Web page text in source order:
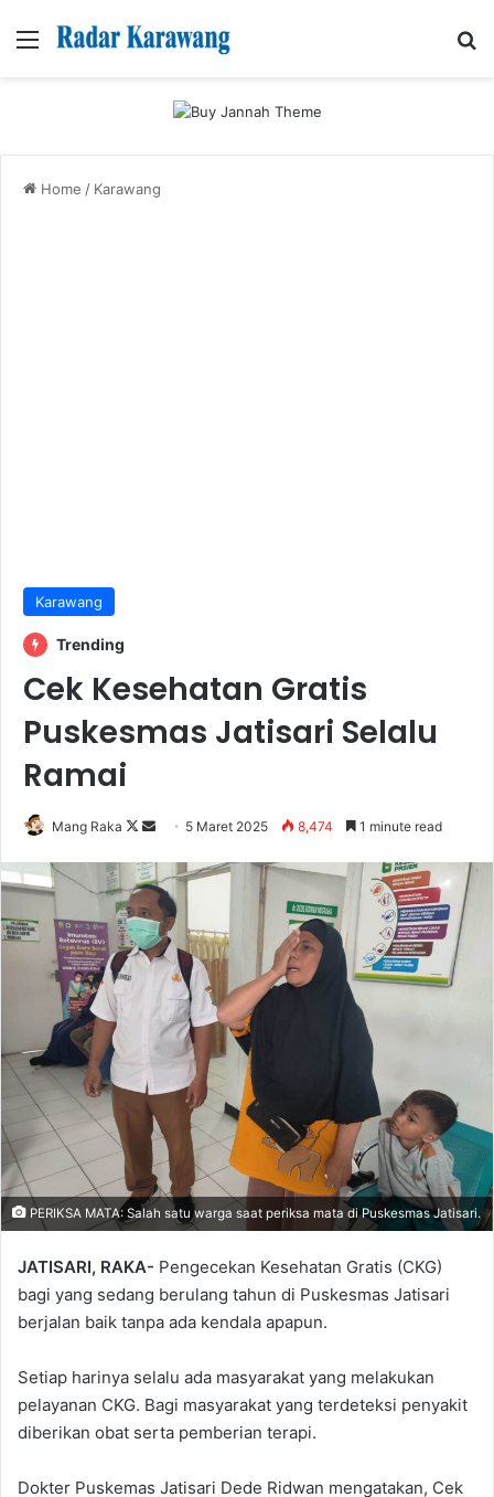
Menu
Home / Karawang
Karawang
Trending
Cek Kesehatan Gratis
Puskesmas Jatisari Selalu
Ramai
Mang Raka
Follow
X
Send
email
5 Maret 2025 8,474 1 minute read
PERIKSA MATA: Salah satu warga saat periksa mata di Puskesmas Jatisari.
JATISARI, RAKA- Pengecekan Kesehatan Gratis (CKG)
bagi yang sedang berulang tahun di Puskesmas Jatisari
berjalan baik tanpa ada kendala apapun.
Setiap harinya selalu ada masyarakat yang melakukan
pelayanan CKG. Bagi masyarakat yang terdeteksi penyakit
diberikan obat serta pemberian terapi.
Dokter Puskemas Jatisari Dede Ridwan mengatakan, Cek